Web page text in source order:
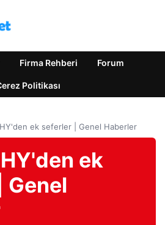
Firma Rehberi Forum
Politikası
ek seferler | Genel Haberler
ek
Genel